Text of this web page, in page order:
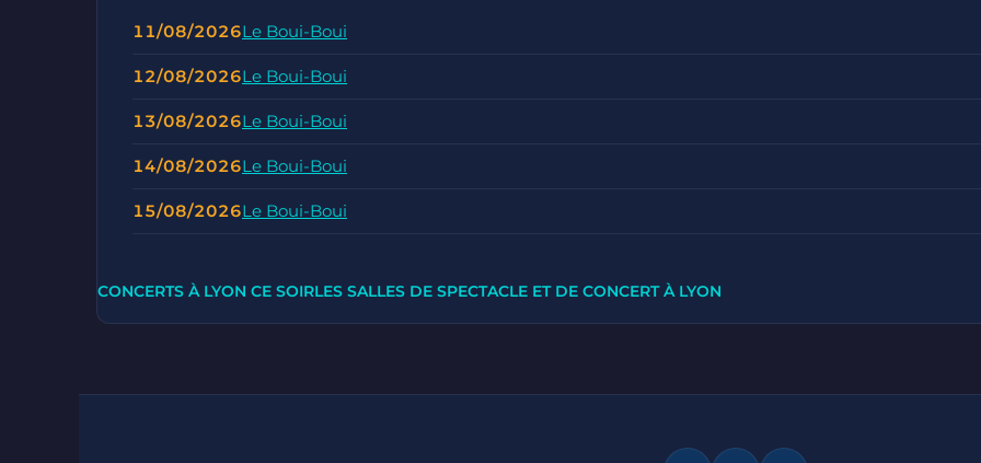
11/08/2026Le Boui-Boui
12/08/2026Le Boui-Boui
13/08/2026Le Boui-Boui
14/08/2026Le Boui-Boui
15/08/2026Le Boui-Boui
CONCERTS À LYON CE SOIRLES SALLES DE SPECTACLE ET DE CONCERT À LYON